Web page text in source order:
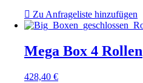
Zu Anfrageliste hinzufügen
Mega Box 4 Rollen
428,40 €